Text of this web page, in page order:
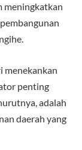
meningkatkan
menekankan
penting
adalah
daerah yang